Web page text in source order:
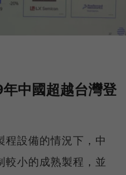
中國超越台灣登
程設備的情況下，中
較小的成熟製程，並